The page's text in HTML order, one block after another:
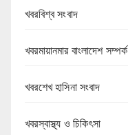
খবরবিশ্ব সংবাদ
খবরমায়ানমার বাংলাদেশ সম্পর্ক
খবরশেখ হাসিনা সংবাদ
খবরস্বাস্থ্য ও চিকিৎসা